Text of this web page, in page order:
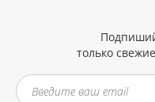
только